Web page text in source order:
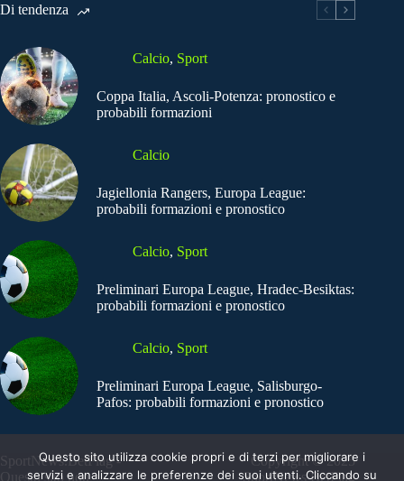
Di tendenza
Calcio, Sport
Coppa Italia, Ascoli-Potenza: pronostico e
probabili formazioni
Calcio
Jagiellonia Rangers, Europa League:
probabili formazioni e pronostico
Calcio, Sport
Preliminari Europa League, Hradec-Besiktas:
probabili formazioni e pronostico
Calcio, Sport
Preliminari Europa League, Salisburgo-
Pafos: probabili formazioni e pronostico
SportNews.BetFlag -
Questo sito non
Copyright © 2025
SportNews BetFlag
Questo sito utilizza cookie propri e di terzi per migliorare i
servizi e analizzare le preferenze dei suoi utenti. Cliccando su